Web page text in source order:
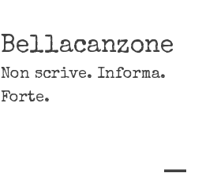
Bellacanzone
Non scrive. Informa.
Forte.